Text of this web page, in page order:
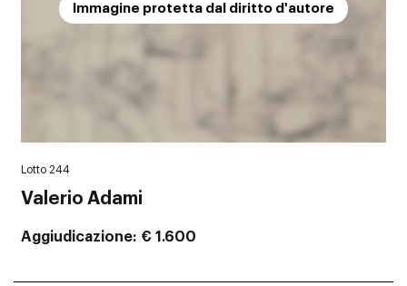
Immagine protetta dal diritto d'autore
Lotto 244
Valerio Adami
Aggiudicazione € 1.600